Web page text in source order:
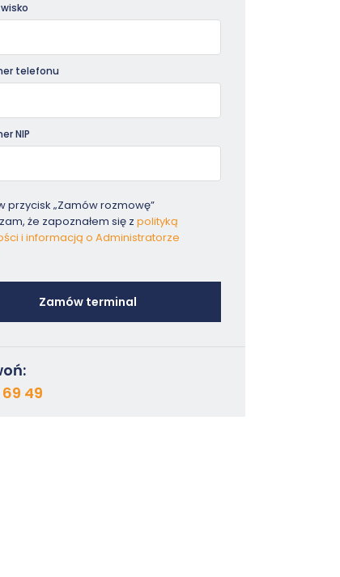
telefonu
NIP
przycisk „Zamów rozmowę”
że zapoznałem się z polityką
i informacją o Administratorze
Zamów terminal
69 49